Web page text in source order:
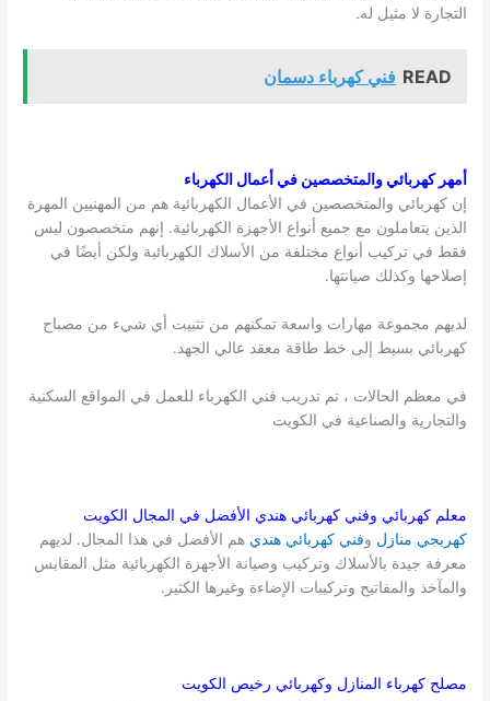
التجارة لا مثيل له.
READ فني كهرباء دسمان
أمهر كهربائي والمتخصصين في أعمال الكهرباء
إن كهربائي والمتخصصين في الأعمال الكهربائية هم من المهنيين المهرة
الذين يتعاملون مع جميع أنواع الأجهزة الكهربائية. إنهم متخصصون ليس
فقط في تركيب أنواع مختلفة من الأسلاك الكهربائية ولكن أيضًا في
إصلاحها وكذلك صيانتها.
لديهم مجموعة مهارات واسعة تمكنهم من تثبيت أي شيء من مصباح
كهربائي بسيط إلى خط طاقة معقد عالي الجهد.
في معظم الحالات ، تم تدريب فني الكهرباء للعمل في المواقع السكنية
والتجارية والصناعية في الكويت
معلم كهربائي وفني كهربائي هندي الأفضل في المجال الكويت
كهربجي منازل وفني كهربائي هندي هم الأفضل في هذا المجال. لديهم
معرفة جيدة بالأسلاك وتركيب وصيانة الأجهزة الكهربائية مثل المقابس
والمآخذ والمفاتيح وتركيبات الإضاءة وغيرها الكثير.
مصلح كهرباء المنازل وكهربائي رخيص الكويت